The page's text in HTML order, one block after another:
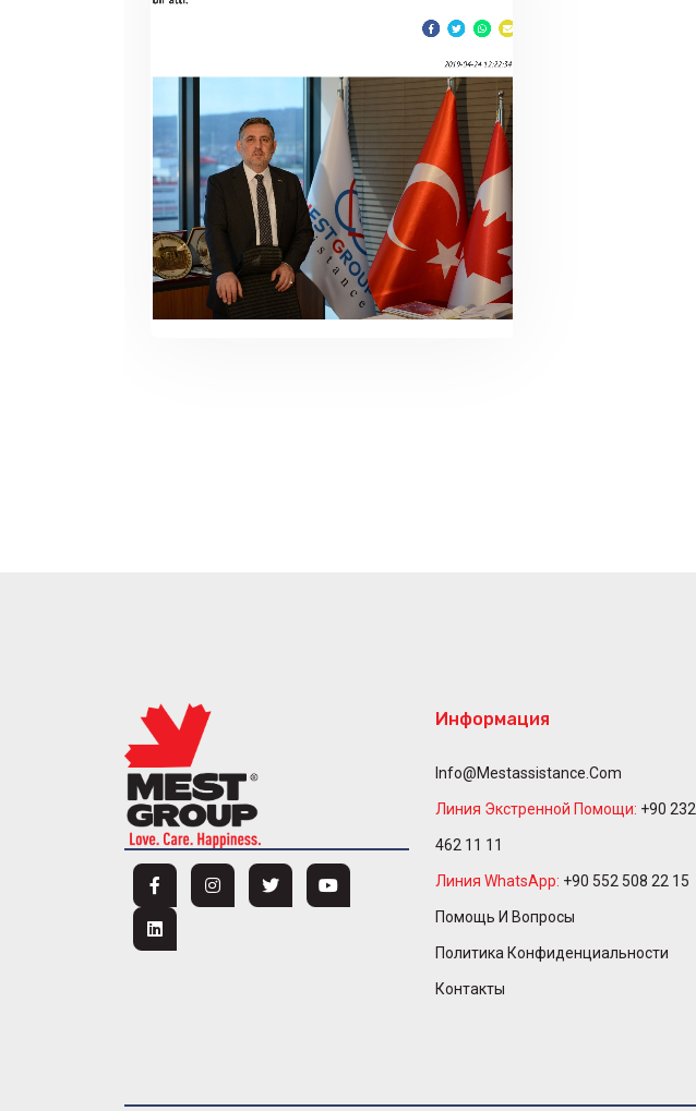
Информация
Info@mestassistance.com
Линия Экстренной Помощи: +90 232
462 11 11
Линия WhatsApp: +90 552 508 22 15
Помощь И Вопросы
Политика Конфиденциальности
Контакты